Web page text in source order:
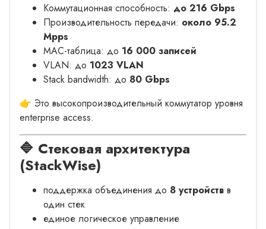
Коммутационная способность: до 216 Gbps
Производительность передачи: около 95.2
Mpps
MAC-таблица: до 16 000 записей
VLAN: до 1023 VLAN
Stack bandwidth: до 80 Gbps
👉 Это высокопроизводительный коммутатор уровня
enterprise access.
🔷 Стековая архитектура
(StackWise)
поддержка объединения до 8 устройств в
один стек
единое логическое управление